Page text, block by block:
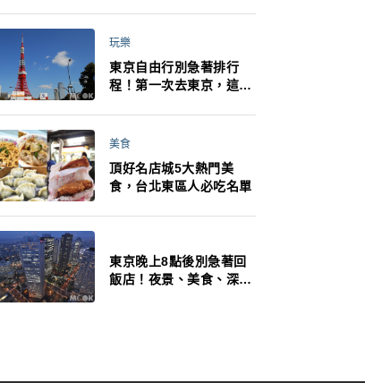
玩樂
東京自由行別急著排行
程！第一次去東京，這10
美食
頂好名店城5大熱門美
食，台北東區人必吃名單
東京晚上8點後別急著回
飯店！夜景、美食、深夜